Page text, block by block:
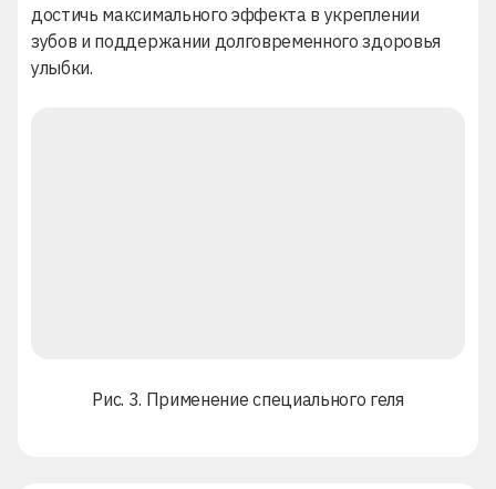
достичь максимального эффекта в укреплении
зубов и поддержании долговременного здоровья
улыбки.
Рис. 3. Применение специального геля